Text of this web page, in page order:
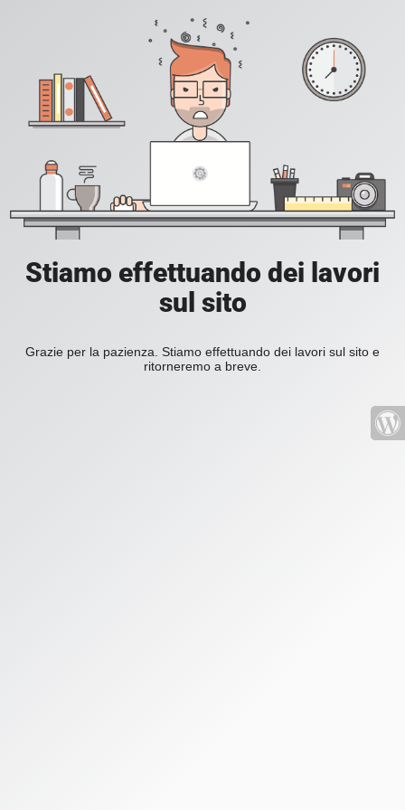
Stiamo effettuando dei lavori
sul sito
Grazie per la pazienza. Stiamo effettuando dei lavori sul sito e
ritorneremo a breve.